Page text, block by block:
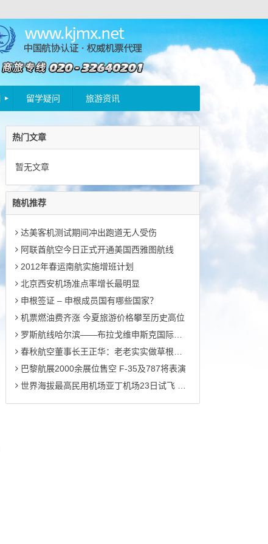
留学疑问 旅游资讯
热门文章
暂无文章
随机推荐
达美客机测试期间冲出跑道无人受伤
阿联酋航空今日正式开通美国西雅图航线
2012年春运南航实施增班计划
北京西安机场准点率增长最明显
申根签证 – 申根成员国有哪些国家？
机票燃油费齐涨 今夏旅游价格攀至历史高位
罗斯航线哈尔滨――布拉戈维申斯克国际航线正式开通
春秋航空董事长王正华：老老实实做草根航空
巴黎航展2000余展位售空 F-35及787将表演
世界海拔最高民用机场亚丁机场23日试飞 世界海拔最高民用机场亚丁机场23日试飞